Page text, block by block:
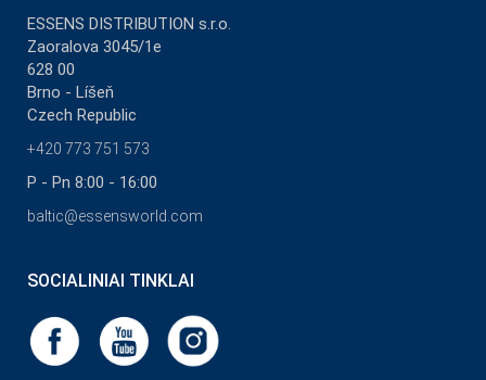
ESSENS DISTRIBUTION s.r.o.
Zaoralova 3045/1e
628 00
Brno - Líšeň
Czech Republic
+420 773 751 573
P - Pn 8:00 - 16:00
baltic@essensworld.com
SOCIALINIAI TINKLAI